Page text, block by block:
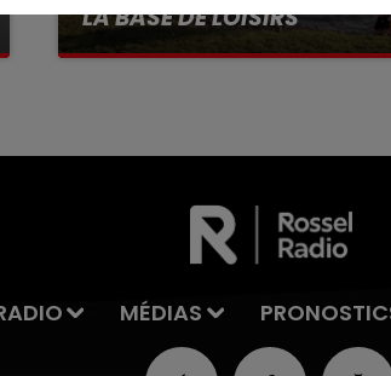
LA BASE DE LOISIRS
La victime a coulé à pic
MÉDIAS